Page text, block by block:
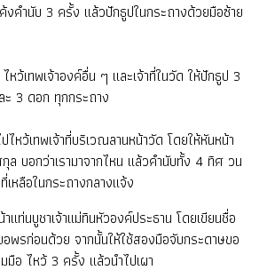
ค้งคำนับ 3 ครั้ง แล้วปักธูปในกระถางด้วยมือซ้าย
หว้เทพเจ้าองค์อื่น ๆ และเจ้าที่ในวัด ให้ปักธูป 3
ะ 3 ดอก ทุกกระถาง
ไหว้เทพเจ้าที่บริเวณลานหน้าวัด โดยให้หันหน้า
ล บอกว่าเรามาจากไหน แล้วคำนับทั้ง 4 ทิศ วน
หลือในกระถางกลางแจ้ง
แท่นบูชาเจ้าแม่ทินหัวองค์ประธาน โดยเขียนชื่อ
พรก่อนด้วย จากนั้นให้ใช้สองมือจับกระดาษขอ
อ ไหว้ 3 ครั้ง แล้วนำไปเผา